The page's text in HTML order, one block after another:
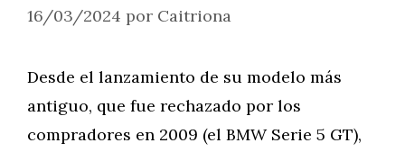
16/03/2024 por Caitriona
Desde el lanzamiento de su modelo más
antiguo, que fue rechazado por los
compradores en 2009 (el BMW Serie 5 GT),